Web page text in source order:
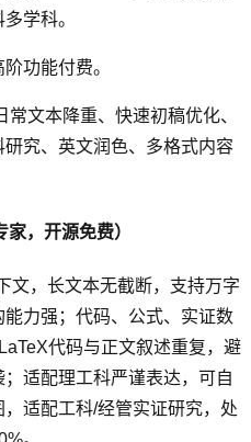
学科。
功能付费。
常文本降重、快速初稿优化、
究、英文润色、多格式内容
，开源免费）
文，长文本无截断，支持万字
力强；代码、公式、实证数
代码与正文叙述重复，避
适配理工科严谨表达，可自
适配工科/经管实证研究，处